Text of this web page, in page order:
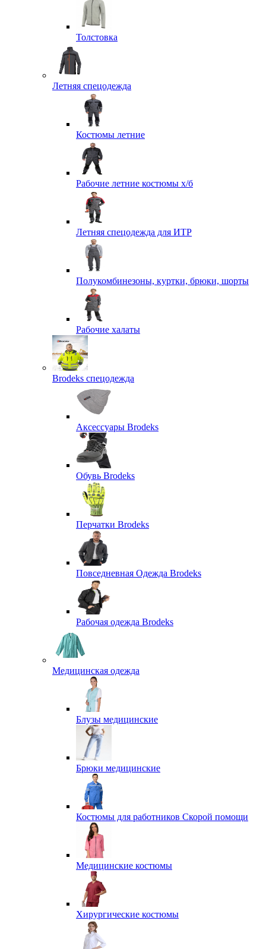
Толстовка
Летняя спецодежда
Костюмы летние
Рабочие летние костюмы х/б
Летняя спецодежда для ИТР
Полукомбинезоны, куртки, брюки, шорты
Рабочие халаты
Brodeks спецодежда
Аксессуары Brodeks
Обувь Brodeks
Перчатки Brodeks
Повседневная Одежда Brodeks
Рабочая одежда Brodeks
Медицинская одежда
Блузы медицинские
Брюки медицинские
Костюмы для работников Скорой помощи
Медицинские костюмы
Хирургические костюмы